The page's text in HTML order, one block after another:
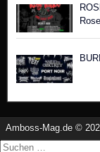
Amboss-Mag.de ©